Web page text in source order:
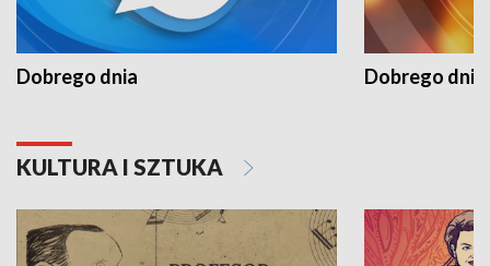
Dobrego dnia Dobrego dnia
KULTURA I SZTUKA